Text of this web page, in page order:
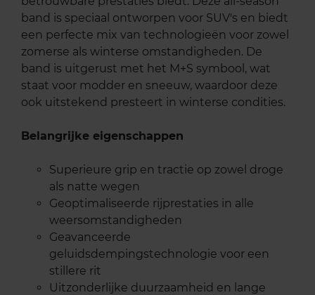
band is speciaal ontworpen voor SUV's en biedt
een perfecte mix van technologieën voor zowel
zomerse als winterse omstandigheden. De
band is uitgerust met het M+S symbool, wat
staat voor modder en sneeuw, waardoor deze
ook uitstekend presteert in winterse condities.
Belangrijke eigenschappen
Superieure grip en tractie op zowel droge
als natte wegen
Geoptimaliseerde rijprestaties in alle
weersomstandigheden
Geavanceerde
geluidsdempingstechnologie voor een
stillere rit
Uitzonderlijke duurzaamheid en lange